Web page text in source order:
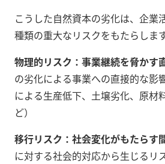
こうした自然資本の劣化は、企業
種類の重大なリスクをもたらしま
物理的リスク：事業継続を脅かす
の劣化による事業への直接的な影
による生産低下、土壌劣化、原材
ど）
移行リスク：社会変化がもたらす
に対する社会的対応から生じるリ